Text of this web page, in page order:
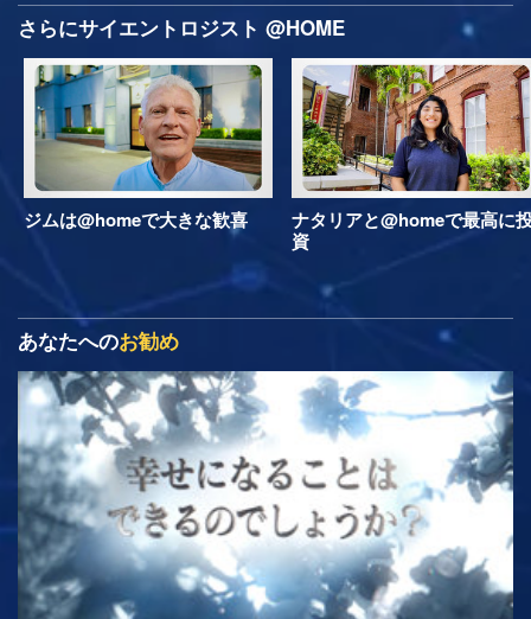
さらにサイエントロジスト @HOME
ジムは@homeで大きな歓喜
ナタリアと@homeで最高に
資
あなたへのお勧め